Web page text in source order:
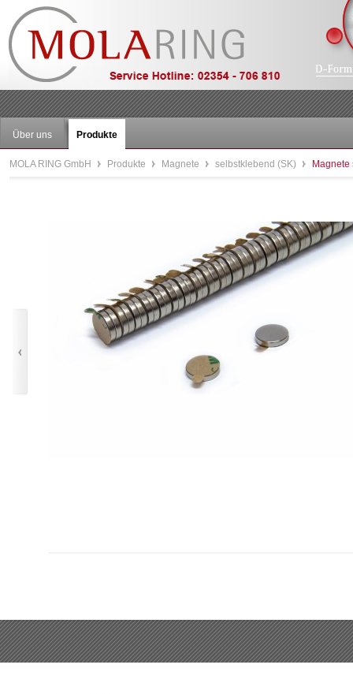
Über uns Produkte
MOLA RING GmbH Produkte Magnete selbstklebend (SK)